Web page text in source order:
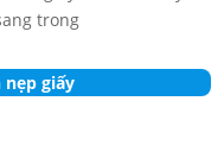
nẹp giấy